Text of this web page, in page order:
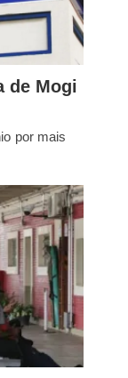
de Mogi
por mais